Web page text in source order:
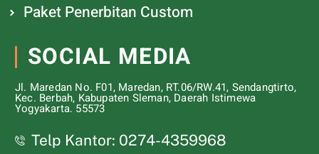
Paket Penerbitan Custom
SOCIAL MEDIA
Jl. Maredan No. F01, Maredan, RT.06/RW.41, Sendangtirto,
Kec. Berbah, Kabupaten Sleman, Daerah Istimewa
Yogyakarta. 55573
Telp Kantor: 0274-4359968